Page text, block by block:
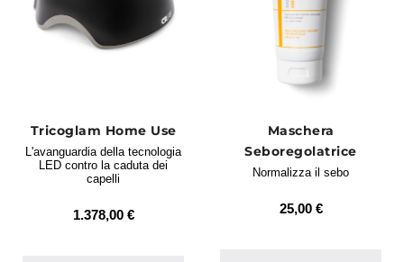
Tricoglam Home Use
L'avanguardia della tecnologia
LED contro la caduta dei
capelli
1.378,00 €
Maschera
Seboregolatrice
Normalizza il sebo
25,00 €